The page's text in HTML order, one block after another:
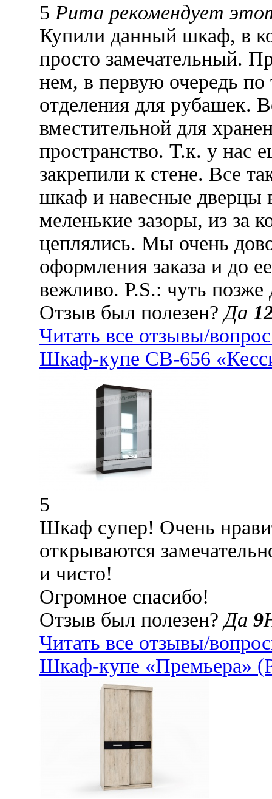
5 Рита рекомендует
Купили данный шкаф, в
просто замечательный.
нем, в первую очередь по
отделения для рубашек.
вместительной для
пространство. Т.к. у нас
закрепили к стене. Все
шкаф и навесные дверцы
меленькие зазоры, из за
цеплялись. Мы очень
оформления заказа и до
вежливо. P.S.: чуть
Отзыв был полезен?Да
Читать все отзывы/
Шкаф-купе СВ-656
5
Шкаф супер! Очень
открываются
и чисто!
Огромное спасибо!
Отзыв был полезен?Да 9
Читать все отзывы/
Шкаф-купе «Премьера»